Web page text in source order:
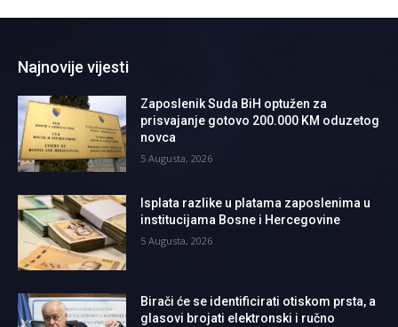
Najnovije vijesti
Zaposlenik Suda BiH optužen za
prisvajanje gotovo 200.000 KM oduzetog
novca
5 Augusta, 2026
Isplata razlike u platama zaposlenima u
institucijama Bosne i Hercegovine
5 Augusta, 2026
Birači će se identificirati otiskom prsta, a
glasovi brojati elektronski i ručno